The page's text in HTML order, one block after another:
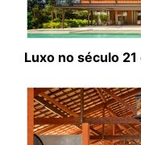
Luxo no século